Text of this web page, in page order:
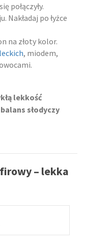
połączyły.
po łyżce
na złoty kolor.
, miodem,
lekkość
słodyczy
– lekka